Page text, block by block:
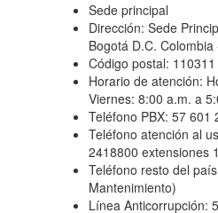
Sede principal
Dirección: Sede
Bogotá D.C.
Código postal: 110311
Horario de atención:
Viernes: 8:00 a.m. a
Teléfono PBX: 57 601
Teléfono atención al
2418800 extensiones
Teléfono resto del
Mantenimiento)
Línea Anticorrupción: